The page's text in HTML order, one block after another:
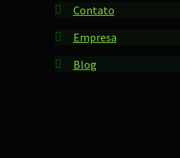
Contato
Empresa
Blog